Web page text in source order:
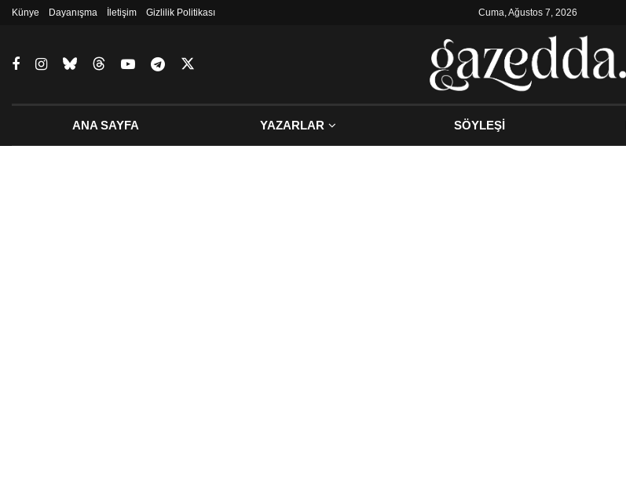
Künye Dayanışma İletişim Gizlilik Politikası Cuma, Ağustos 7, 2026
ANA SAYFA YAZARLAR SÖYLEŞİ